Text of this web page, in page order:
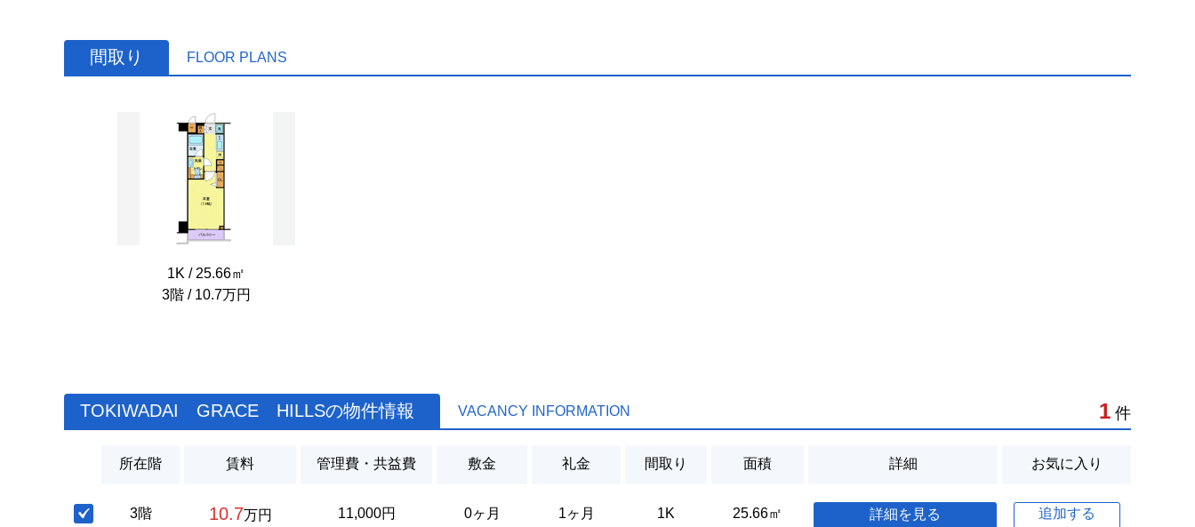
間取り FLOOR PLANS
1K / 25.66㎡
3階 / 10.7万円
TOKIWADAI GRACE HILLSの物件情報 VACANCY INFORMATION 1 件
所在階 賃料 管理費・共益費 敷金 礼金 間取り 面積 詳細 お気に入り
3階 10.7万円 11,000円 0ヶ月 1ヶ月 1K 25.66㎡ 詳細を見る 追加する